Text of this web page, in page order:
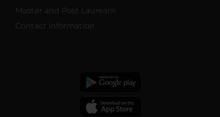
Master and Post Lauream
Contact information